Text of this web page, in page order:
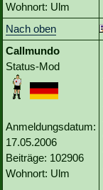
Wohnort: Ulm
Nach oben
Callmundo
Status-Mod
Anmeldungsdatum:
17.05.2006
Beiträge: 102906
Wohnort: Ulm